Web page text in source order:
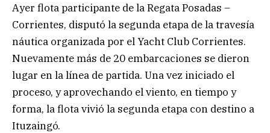
Ayer flota participante de la Regata Posadas –
Corrientes, disputó la segunda etapa de la travesía
náutica organizada por el Yacht Club Corrientes.
Nuevamente más de 20 embarcaciones se dieron
lugar en la línea de partida. Una vez iniciado el
proceso, y aprovechando el viento, en tiempo y
forma, la flota vivió la segunda etapa con destino a
Ituzaingó.